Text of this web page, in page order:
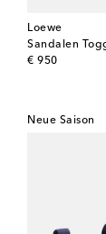
Loewe
Sandalen
€ 950
original price
Neue Saison